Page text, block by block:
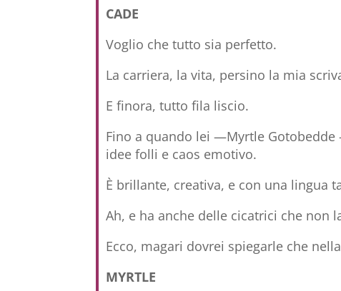
CADE
Voglio che tutto sia perfetto.
La carriera, la vita, persino la mia
E finora, tutto fila liscio.
Fino a quando lei —Myrtle
idee folli e caos emotivo.
È brillante, creativa, e con una lingua
Ah, e ha anche delle cicatrici che non
Ecco, magari dovrei spiegarle che
MYRTLE